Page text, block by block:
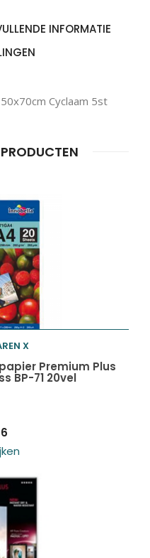
INFORMATIE
Cyclaam 5st
X
Premium Plus
BP-71 20vel